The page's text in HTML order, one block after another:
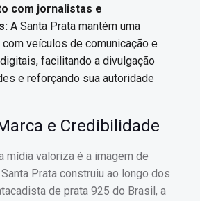
com jornalistas e
A Santa Prata mantém uma
veículos de comunicação e
facilitando a divulgação
e reforçando sua autoridade
e Credibilidade
mídia valoriza é a imagem de
Prata construiu ao longo dos
de prata 925 do Brasil, a